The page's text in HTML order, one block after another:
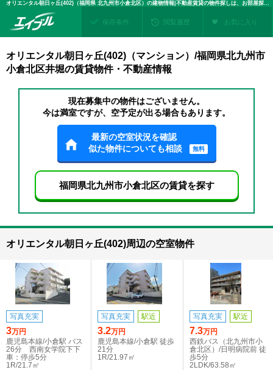
オリエンタル朝日ヶ丘(402)（福岡県 北九州市小倉北区）の建物情報|不動産賃貸の物件探しは、お部屋探しのエイブル
保存条件 閲覧履歴 お気に入り
オリエンタル朝日ヶ丘(402)（マンション）/福岡県北九州市
小倉北区井堀の賃貸物件・不動産情報
現在募集中の物件はございません。
今は満室ですが、空予定が出る場合もあります。
最新の空室状況を確認
似た物件についても相談
無料
福岡県北九州市小倉北区の賃貸を探す
オリエンタル朝日ヶ丘(402)周辺の空室物件
写真充実
3万円
鹿児島本線/小倉駅 バス
26分 西南女学院下下
車：停歩5分
1R/21.7㎡
写真充実 駅近
3.2万円
鹿児島本線/小倉駅 徒歩
21分
1R/21.97㎡
写真充実 駅近
7.3万円
西鉄バス（北九州市小
倉北区）/日明病院前 徒
歩5分
2LDK/63.58㎡